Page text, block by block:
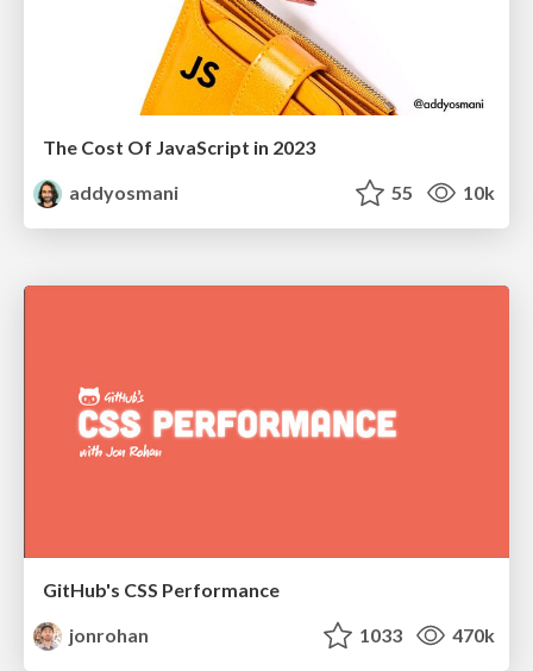
The Cost Of JavaScript in 2023
addyosmani
55 10k
GitHub's CSS Performance
jonrohan
1033 470k